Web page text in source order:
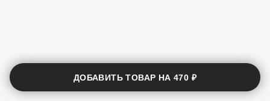
ДОБАВИТЬ ТОВАР НА470 ₽